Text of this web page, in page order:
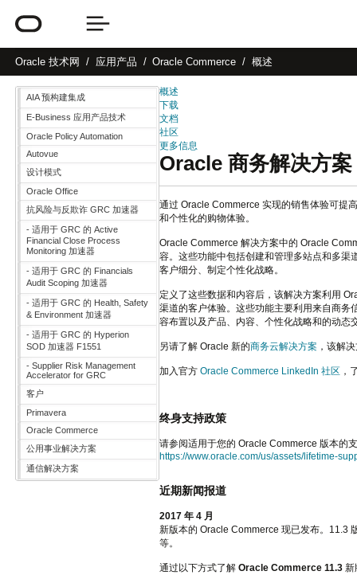
Oracle 技术网 应用产品 Oracle Commerce 概述
AIA 预构建集成
E-Business 应用产品技术
Oracle Policy Automation
Autovue
设计模式
Oracle Office
抗风险与反欺诈 GRC 加速器
- 适用于 GRC 的 Active
Financial Close Process
Monitoring 加速器
- 适用于 GRC 的 Financials
Audit Scoping 加速器
- 适用于 GRC 的 Health, Safety
& Environment 加速器
- 适用于 GRC 的 Hyperion
SOD 加速器 F1551
- Supplier Risk Management
Accelerator for GRC
客户
Primavera
Oracle Commerce
公用事业解决方案
通信解决方案
概述
下载
文档
社区
更多信息
Oracle 商务解决方案
通过 Oracle Commerce 实现的销售体验可提
和个性化的购物体验。
Oracle Commerce 解决方案中的 Oracle
容。这些功能中包括创建和管理多站点和多渠
客户细分、制定个性化战略。
定义了这些数据和内容后，该解决方案利用
渠道的客户体验。这些功能主要利用来自商务
容布置以及产品、内容、个性化战略和的动态
另请了解 Oracle 新的商务云解决方案 ，该解
加入官方 Oracle Commerce LinkedIn 社区 ，
终身支持政策
请参阅适用于您的 Oracle Commerce 版本的
https://www.oracle.com/us/assets/lifetime-
近期新闻报道
2017 年 4 月
新版本的 Oracle Commerce 现已发布。11.3
等。
通过以下方式了解 Oracle Commerce 11.3 新